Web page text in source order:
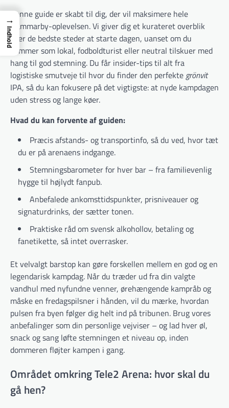
Denne guide er skabt til dig, der vil maksimere hele
Hammarby-oplevelsen. Vi giver dig et kurateret overblik
over de bedste steder at starte dagen, uanset om du
kommer som lokal, fodboldturist eller neutral tilskuer med
hang til god stemning. Du får insider-tips til alt fra
logistiske smutveje til hvor du finder den perfekte grönvit
IPA, så du kan fokusere på det vigtigste: at nyde kampdagen
uden stress og lange køer.
Hvad du kan forvente af guiden:
Præcis afstands- og transportinfo, så du ved, hvor tæt
du er på arenaens indgange.
Stemningsbarometer for hver bar – fra familievenlig
hygge til højlydt fanpub.
Anbefalede ankomsttidspunkter, prisniveauer og
signaturdrinks, der sætter tonen.
Praktiske råd om svensk alkohollov, betaling og
fanetikette, så intet overrasker.
Et velvalgt barstop kan gøre forskellen mellem en god og en
legendarisk kampdag. Når du træder ud fra din valgte
vandhul med nyfundne venner, ørehængende kampråb og
måske en fredagspilsner i hånden, vil du mærke, hvordan
pulsen fra byen følger dig helt ind på tribunen. Brug vores
anbefalinger som din personlige vejviser – og lad hver øl,
snack og sang løfte stemningen et niveau op, inden
dommeren fløjter kampen i gang.
Området omkring Tele2 Arena: hvor skal du
gå hen?
→
Indhold